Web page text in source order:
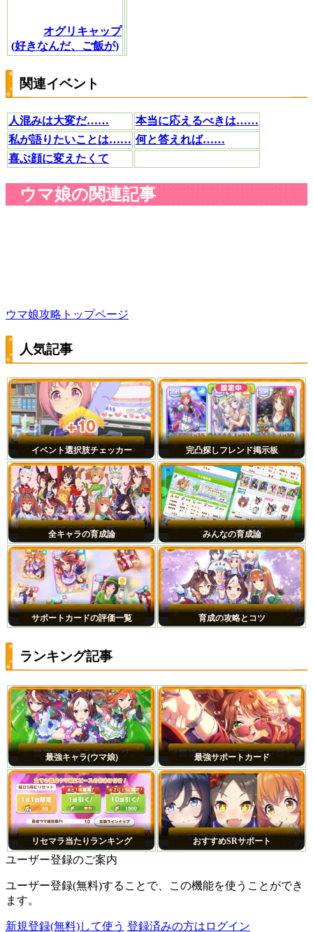
オグリキャップ
(好きなんだ、ご飯が)
関連イベント
人混みは大変だ……
本当に応えるべきは……
私が語りたいことは…… 何と答えれば……
喜ぶ顔に変えたくて
ウマ娘の関連記事
ウマ娘攻略トップページ
人気記事
イベント選択肢チェッカー 完凸探しフレンド掲示板
全キャラの育成論 みんなの育成論
サポートカードの評価一覧 育成の攻略とコツ
ランキング記事
最強キャラ(ウマ娘) 最強サポートカード
リセマラ当たりランキング おすすめSRサポート
ユーザー登録のご案内
ユーザー登録(無料)することで、この機能を使うことができ
ます。
新規登録(無料)して使う 登録済みの方はログイン